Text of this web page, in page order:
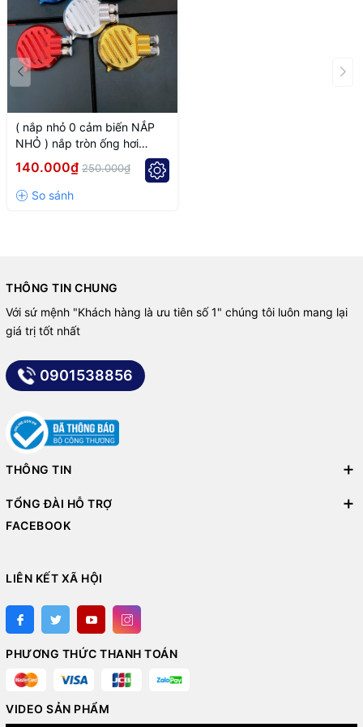
( nắp nhỏ 0 cảm biến NẮP
NHỎ ) nắp tròn ống hơi
Wave -dream
140.000₫ 250.000₫
THÔNG TIN CHUNG
Với sứ mệnh "Khách hàng là ưu tiên số 1" chúng tôi luôn mang lại
giá trị tốt nhất
0901538856
THÔNG TIN
TỔNG ĐÀI HỖ TRỢ
FACEBOOK
LIÊN KẾT XÃ HỘI
PHƯƠNG THỨC THANH TOÁN
VIDEO SẢN PHẨM